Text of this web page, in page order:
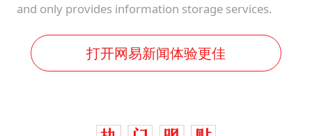
and only provides information storage services.
打开网易新闻体验更佳